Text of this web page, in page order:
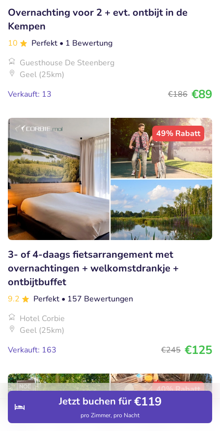
Entdecken Restaurants Buchungen
Jetzt buchen für€119
pro Zimmer, pro Nacht
Overnachting voor 2 + evt. ontbijt in de
Kempen
10 Perfekt • 1 Bewertung
Guesthouse De Steenberg
Geel (25km)
Verkauft: 13
€186 €89
49% Rabatt
3- of 4-daags fietsarrangement met
overnachtingen + welkomstdrankje +
ontbijtbuffet
9.2 Perfekt • 157 Bewertungen
Hotel Corbie
Geel (25km)
Verkauft: 163
€245 €125
40% Rabatt